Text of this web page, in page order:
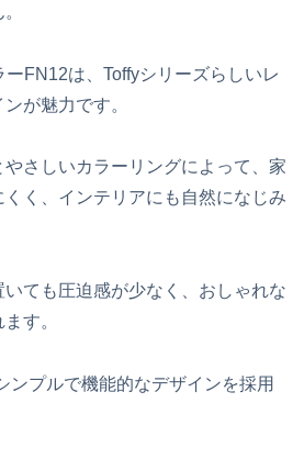
FN12は、Toffyシリーズらしいレ
が魅力です。
さしいカラーリングによって、家
く、インテリアにも自然になじみ
ても圧迫感が少なく、おしゃれな
す。
ンプルで機能的なデザインを採用